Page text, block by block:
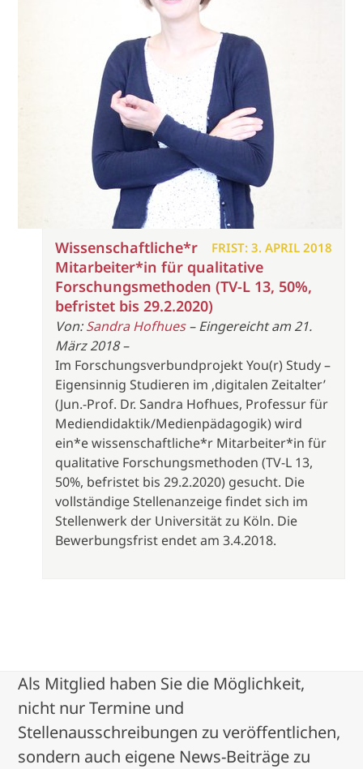
FRIST: 3. APRIL 2018
Wissenschaftliche*r
Mitarbeiter*in für qualitative
Forschungsmethoden (TV-L 13, 50%,
befristet bis 29.2.2020)
Von:Sandra Hofhues– Eingereicht am 21.
März 2018 –
Im Forschungsverbundprojekt You(r) Study –
Eigensinnig Studieren im ‚digitalen Zeitalter’
(Jun.-Prof. Dr. Sandra Hofhues, Professur für
Mediendidaktik/Medienpädagogik) wird
ein*e wissenschaftliche*r Mitarbeiter*in für
qualitative Forschungsmethoden (TV-L 13,
50%, befristet bis 29.2.2020) gesucht. Die
vollständige Stellenanzeige findet sich im
Stellenwerk der Universität zu Köln. Die
Bewerbungsfrist endet am 3.4.2018.
Als Mitglied haben Sie die Möglichkeit,
nicht nur Termine und
Stellenausschreibungen zu veröffentlichen,
sondern auch eigene News-Beiträge zu